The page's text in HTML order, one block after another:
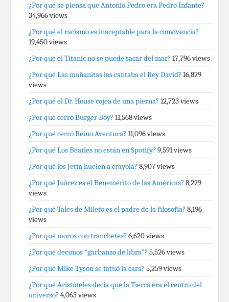
¿Por qué se piensa que Antonio Pedro era Pedro Infante?
34,966 views
¿Por qué el racismo es inaceptable para la convivencia?
19,450 views
¿Por qué el Titanic no se puede sacar del mar? 17,796 views
¿Por qué Las mañanitas las cantaba el Rey David? 16,829
views
¿Por qué el Dr. House cojea de una pierna? 12,723 views
¿Por qué cerró Burger Boy? 11,568 views
¿Por qué cerró Reino Aventura? 11,096 views
¿Por qué Los Beatles no están en Spotify? 9,591 views
¿Por qué los Jetta huelen a crayola? 8,907 views
¿Por qué Juárez es el Benemérito de las Américas? 8,229
views
¿Por qué Tales de Mileto es el padre de la filosofía? 8,196
views
¿Por qué moros con tranchetes? 6,620 views
¿Por qué decimos “garbanzo de libra”? 5,526 views
¿Por qué Mike Tyson se tatuó la cara? 5,259 views
¿Por qué Aristóteles decía que la Tierra era el centro del
universo? 4,063 views